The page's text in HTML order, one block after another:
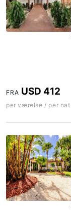
FRA USD 412
per værelse / per nat